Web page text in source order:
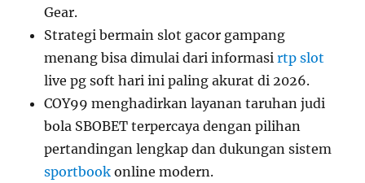
Gear.
Strategi bermain slot gacor gampang
menang bisa dimulai dari informasirtp slot
live pg soft hari ini paling akurat di 2026.
COY99 menghadirkan layanan taruhan judi
bola SBOBET terpercaya dengan pilihan
pertandingan lengkap dan dukungan sistem
sportbook online modern.